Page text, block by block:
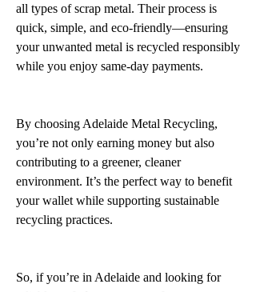
all types of scrap metal. Their process is
quick, simple, and eco-friendly—ensuring
your unwanted metal is recycled responsibly
while you enjoy same-day payments.
By choosing Adelaide Metal Recycling,
you’re not only earning money but also
contributing to a greener, cleaner
environment. It’s the perfect way to benefit
your wallet while supporting sustainable
recycling practices.
So, if you’re in Adelaide and looking for